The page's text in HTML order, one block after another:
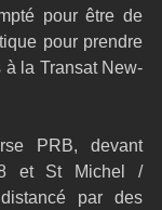
pour être de
pour prendre
à la Transat New-
PRB, devant
8 et St Michel /
par des